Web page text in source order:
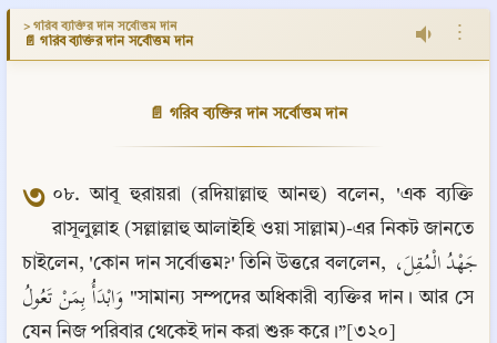
> গরিব ব্যক্তির দান সর্বোত্তম দান
📄 গরিব ব্যক্তির দান সর্বোত্তম দান ⋮
📄 গরিব ব্যক্তির দান সর্বোত্তম দান
৩ ০৮. আবূ হুরায়রা (রদিয়াল্লাহু আনহু) বলেন, 'এক ব্যক্তি
রাসূলুল্লাহ (সল্লাল্লাহু আলাইহি ওয়া সাল্লাম)-এর নিকট জানতে
চাইলেন, 'কোন দান সর্বোত্তম?' তিনি উত্তরে বললেন, جَهْدُ الْمُقِلَ،
وَابْدَأُ بِمَنْ تَعُولُ "সামান্য সম্পদের অধিকারী ব্যক্তির দান। আর সে
যেন নিজ পরিবার থেকেই দান করা শুরু করে।”[৩২০]